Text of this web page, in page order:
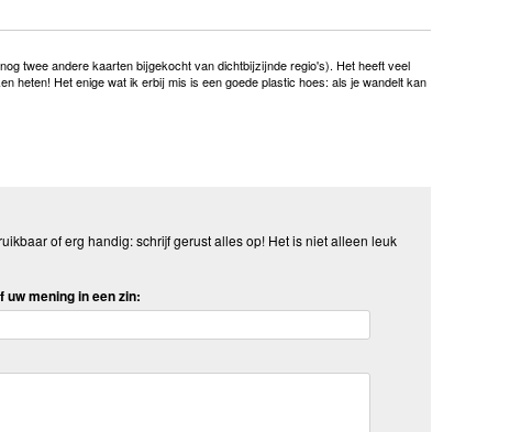
twee andere kaarten bijgekocht van dichtbijzijnde regio's). Het heeft veel
heten! Het enige wat ik erbij mis is een goede plastic hoes: als je wandelt kan
of erg handig: schrijf gerust alles op! Het is niet alleen leuk
uw mening in een zin: